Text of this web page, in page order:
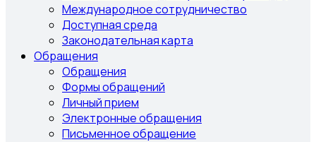
Международное сотрудничество
Доступная среда
Законодательная карта
Обращения
Обращения
Формы обращений
Личный прием
Электронные обращения
Письменное обращение